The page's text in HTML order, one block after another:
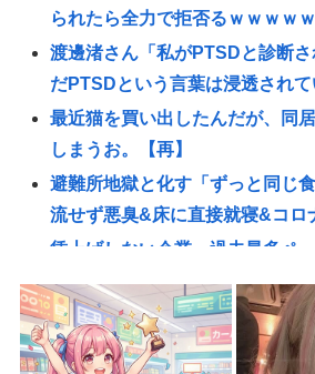
られたら全力で拒否るｗｗｗｗ
渡邊渚さん「私がPTSDと診断
だPTSDという言葉は浸透されて
最近猫を買い出したんだが、同
しまうお。【再】
避難所地獄と化す「ずっと同じ
流せず悪臭&床に直接就寝&コロ
賃上げしない企業 過去最多ペー
高橋名人が左手のバネを取るた
チック症のゆうぽん、久々に見
てた…